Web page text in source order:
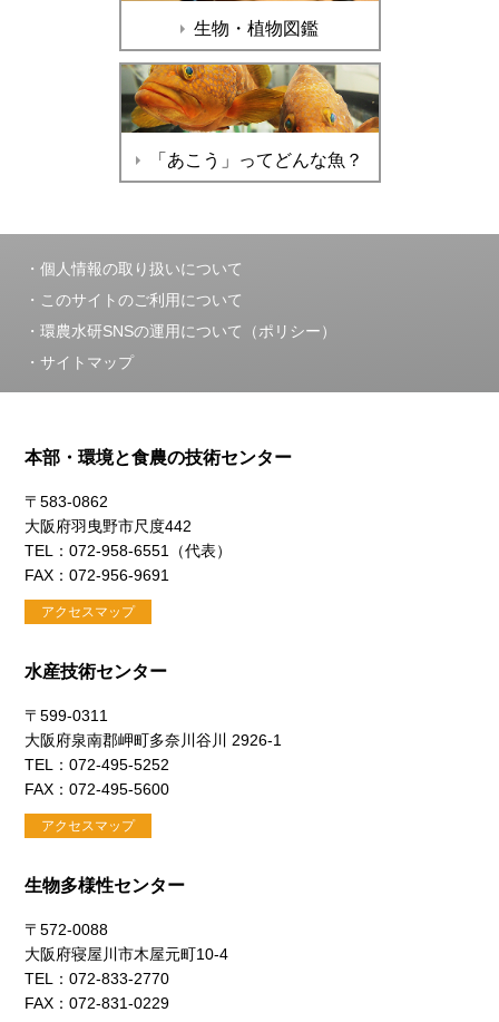
生物・植物図鑑
「あこう」ってどんな魚？
個人情報の取り扱いについて
このサイトのご利用について
環農水研SNSの運用について（ポリシー）
サイトマップ
本部・環境と食農の技術センター
〒583-0862
大阪府羽曳野市尺度442
TEL：072-958-6551（代表）
FAX：072-956-9691
アクセスマップ
水産技術センター
〒599-0311
大阪府泉南郡岬町多奈川谷川 2926-1
TEL：072-495-5252
FAX：072-495-5600
アクセスマップ
生物多様性センター
〒572-0088
大阪府寝屋川市木屋元町10-4
TEL：072-833-2770
FAX：072-831-0229